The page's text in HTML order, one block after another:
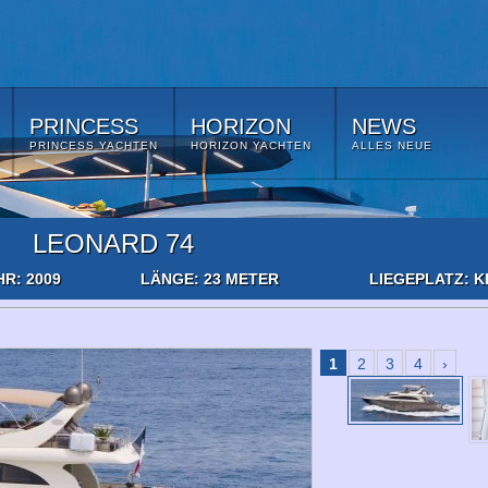
PRINCESS
PRINCESS YACHTEN
HORIZON
HORIZON YACHTEN
NEWS
ALLES NEUE
LEONARD 74
2009 LÄNGE: 23 METER LIEGEPLATZ:
1 2 3 4 ›